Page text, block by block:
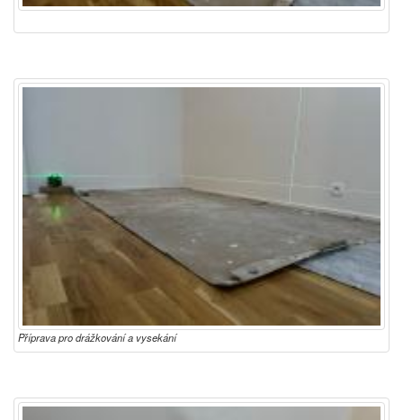
Příprava pro drážkování a vysekání